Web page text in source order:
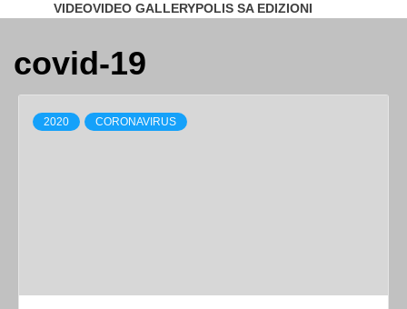
VIDEOVIDEO GALLERYPOLIS SA EDIZIONI
covid-19
2020 CORONAVIRUS